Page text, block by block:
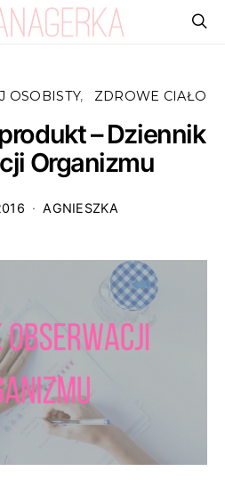
OSOBISTY ZDROWE CIAŁO
– Dziennik
Organizmu
AGNIESZKA